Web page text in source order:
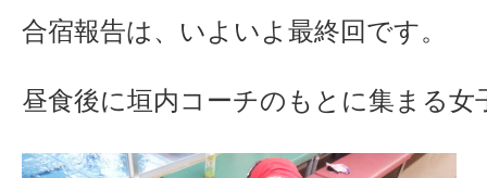
合宿報告は、いよいよ最終回です。
昼食後に垣内コーチのもとに集まる女